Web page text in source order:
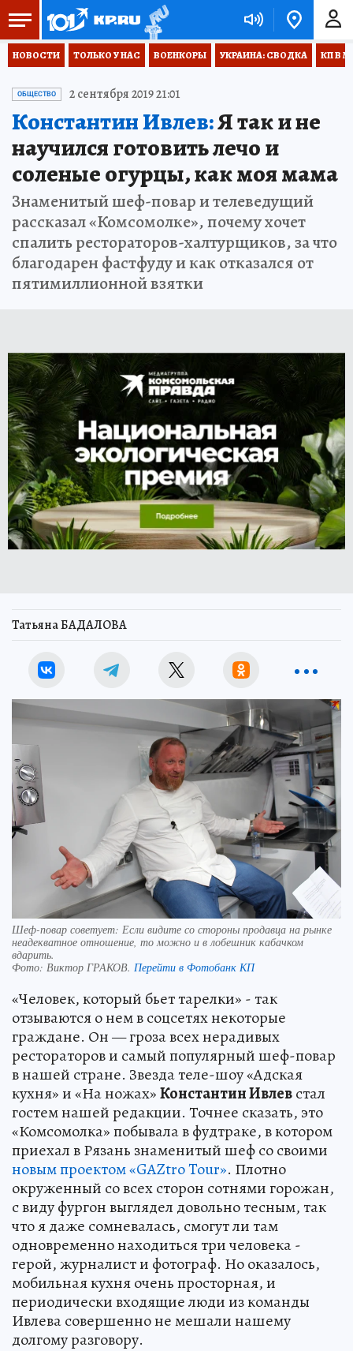
НОВОСТИ ТОЛЬКО У НАС ВОЕНКОРЫ УКРАИНА: СВОДКА КП В
ОБЩЕСТВО 2 сентября 2019 21:01
Константин Ивлев:Я так и не
научился готовить лечо и
соленые огурцы, как моя мама
Знаменитый шеф-повар и телеведущий
рассказал «Комсомолке», почему хочет
спалить рестораторов-халтурщиков, за что
благодарен фастфуду и как отказался от
пятимиллионной взятки
Татьяна БАДАЛОВА
Шеф-повар советует: Если видите со стороны продавца на рынке
неадекватное отношение, то можно и в лобешник кабачком
вдарить.
Фото: Виктор ГРАКОВ. Перейти в Фотобанк КП
«Человек, который бьет тарелки» - так
отзываются о нем в соцсетях некоторые
граждане. Он — гроза всех нерадивых
рестораторов и самый популярный шеф-повар
в нашей стране. Звезда теле-шоу «Адская
кухня» и «На ножах»Константин Ивлевстал
гостем нашей редакции. Точнее сказать, это
«Комсомолка» побывала в фудтраке, в котором
приехал в Рязань знаменитый шеф со своими
новым проектом «GAZtro Tour». Плотно
окруженный со всех сторон сотнями горожан,
с виду фургон выглядел довольно тесным, так
что я даже сомневалась, смогут ли там
одновременно находиться три человека -
герой, журналист и фотограф. Но оказалось,
мобильная кухня очень просторная, и
периодически входящие люди из команды
Ивлева совершенно не мешали нашему
долгому разговору.